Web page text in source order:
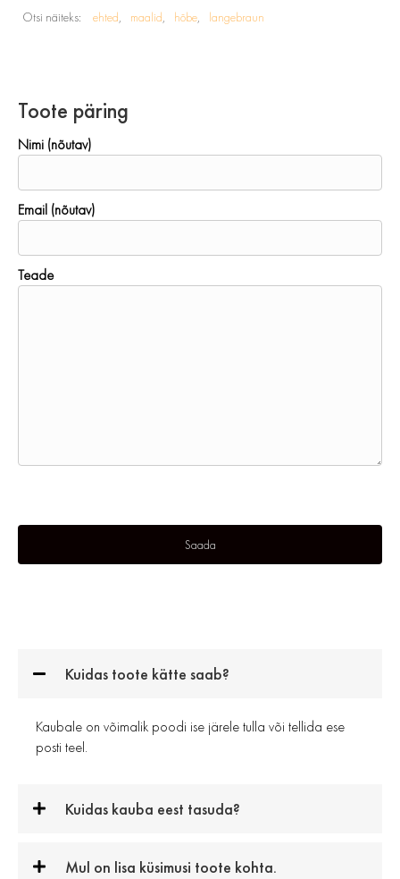
Otsi näiteks: ehted maalid hõbe langebraun
Toote päring
Nimi (nõutav)
Email (nõutav)
Teade
Kuidas toote kätte saab?
Kaubale on võimalik poodi ise järele tulla või tellida ese
posti teel.
Kuidas kauba eest tasuda?
Mul on lisa küsimusi toote kohta.